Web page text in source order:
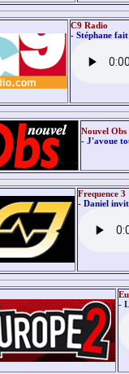
C9 Radio
- Stéphane
Nouvel Obs
- J'avoue
Frequence 3
- Daniel
-